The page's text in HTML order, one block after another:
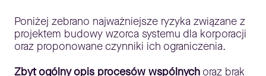
Poniżej zebrano najważniejsze ryzyka związane z
projektem budowy wzorca systemu dla korporacji
oraz proponowane czynniki ich ograniczenia.
Zbyt ogólny opis procesów wspólnych oraz brak